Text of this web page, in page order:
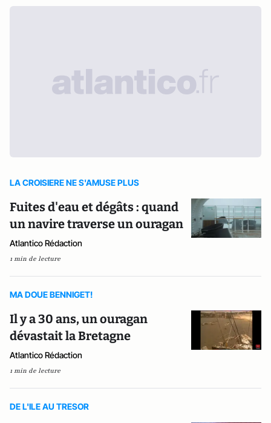
LA CROISIERE NE S'AMUSE PLUS
Fuites d'eau et dégâts : quand
un navire traverse un ouragan
Atlantico Rédaction
1 min de lecture
MA DOUE BENNIGET!
Il y a 30 ans, un ouragan
dévastait la Bretagne
Atlantico Rédaction
1 min de lecture
DE L'ILE AU TRESOR